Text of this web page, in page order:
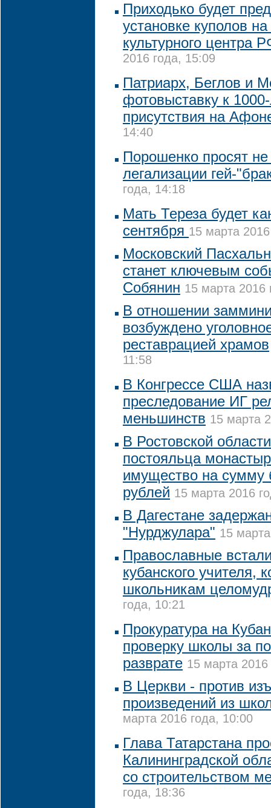
Приходько будет
установке куполов
культурного центра
2016 года, 15:09
Патриарх, Беглов и
фотовыставку к
присутствия на
14:40
Порошенко просят не
легализации гей-
года, 14:18
Мать Тереза будет
сентября 15 марта
Московский
станет ключевым
Собянин 15 марта 2016
В отношении
возбуждено
реставрацией храмов
11:58
В Конгрессе США
преследование ИГ
меньшинств 15 марта
В Ростовской
постояльца
имущество на сумму
рублей 15 марта 2016
В Дагестане
"Нурджулара" 15
Православные
кубанского учителя,
школьникам
года, 10:21
Прокуратура на
проверку школы за
разврате 15 марта
В Церкви - против
произведений из
марта 2016 года, 10:00
Глава Татарстана
Калининградской
со строительством
года, 18:36